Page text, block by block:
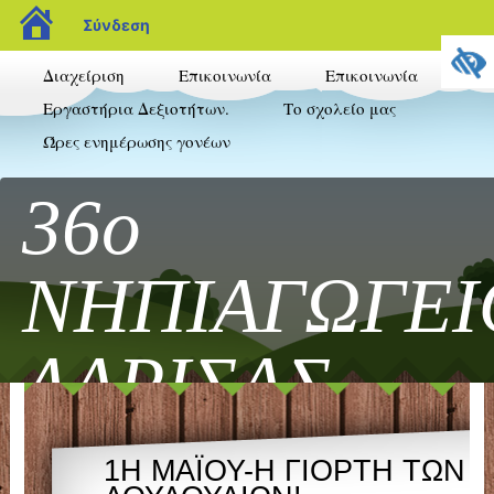
blogs.sch.gr
Σύνδεση
Διαχείριση Επικοινωνία
Επικοινωνία
Εργαστήρια Δεξιοτήτων.
Το σχολείο μας
Ώρες ενημέρωσης γονέων
36ο
ΛΑΡΙΣΑΣ
Καλώς ήρθατε στο blog του 36ου Νηπιαγωγείο
1Η ΜΑΪΟΥ-Η ΓΙΟΡΤΗ ΤΩΝ